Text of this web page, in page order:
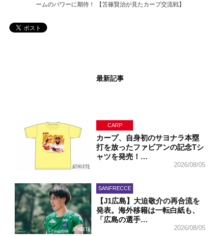
ームのパワーに期待！ 【笘篠賢治が見たカープ交流戦】
最新記事
CARP
カープ、自身初のサヨナラ本塁
打を放ったファビアンの記念Tシ
ャツを発売！…
2026/08/05
SANFRECCE
【J1広島】大迫敬介の再合流を
発表。海外移籍は一転白紙も、
「広島の選手…
2026/08/05